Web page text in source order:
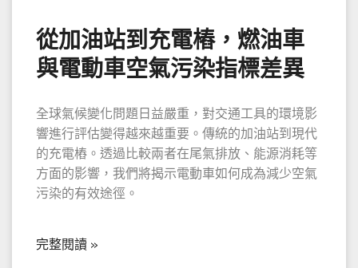
從加油站到充電樁，燃油車
與電動車空氣污染指標差異
全球氣候變化問題日益嚴重，對交通工具的環境影
響進行評估變得越來越重要。傳統的加油站到現代
的充電樁。透過比較兩者在尾氣排放、能源消耗等
方面的影響，我們將揭示電動車如何成為減少空氣
污染的有效途徑。
完整閱讀 »